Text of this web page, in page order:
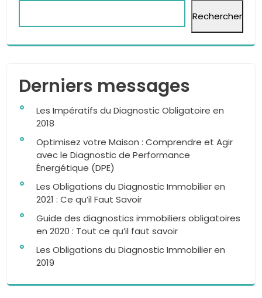
Rechercher
Derniers messages
Les Impératifs du Diagnostic Obligatoire en
2018
Optimisez votre Maison : Comprendre et Agir
avec le Diagnostic de Performance
Énergétique (DPE)
Les Obligations du Diagnostic Immobilier en
2021 : Ce qu’il Faut Savoir
Guide des diagnostics immobiliers obligatoires
en 2020 : Tout ce qu’il faut savoir
Les Obligations du Diagnostic Immobilier en
2019